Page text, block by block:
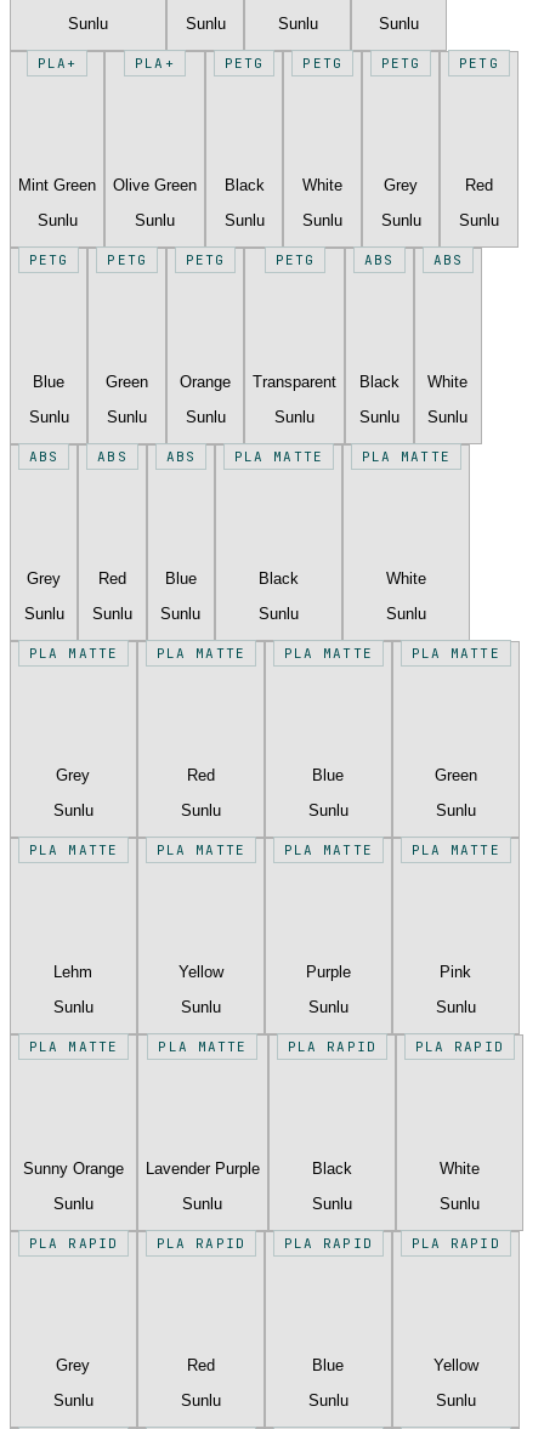
Sunlu
Sunlu
Sunlu
Sunlu
PLA+
Mint Green
Sunlu
PLA+
Olive Green
Sunlu
PETG
Black
Sunlu
PETG
White
Sunlu
PETG
Grey
Sunlu
PETG
Red
Sunlu
PETG
Blue
Sunlu
PETG
Green
Sunlu
PETG
Orange
Sunlu
PETG
Transparent
Sunlu
ABS
Black
Sunlu
ABS
White
Sunlu
ABS
Grey
Sunlu
ABS
Red
Sunlu
ABS
Blue
Sunlu
PLA MATTE
Black
Sunlu
PLA MATTE
White
Sunlu
PLA MATTE
Grey
Sunlu
PLA MATTE
Red
Sunlu
PLA MATTE
Blue
Sunlu
PLA MATTE
Green
Sunlu
PLA MATTE
Lehm
Sunlu
PLA MATTE
Yellow
Sunlu
PLA MATTE
Purple
Sunlu
PLA MATTE
Pink
Sunlu
PLA MATTE
Sunny Orange
Sunlu
PLA MATTE
Lavender Purple
Sunlu
PLA RAPID
Black
Sunlu
PLA RAPID
White
Sunlu
PLA RAPID
Grey
Sunlu
PLA RAPID
Red
Sunlu
PLA RAPID
Blue
Sunlu
PLA RAPID
Yellow
Sunlu